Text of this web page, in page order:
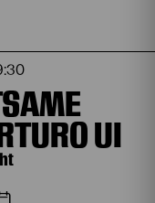
UI